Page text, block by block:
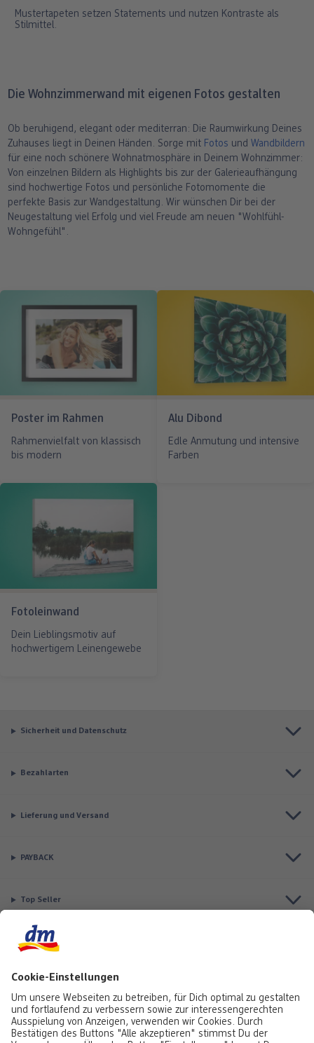
Mustertapeten setzen Statements und nutzen Kontraste als
Stilmittel.
Die Wohnzimmerwand mit eigenen Fotos gestalten
Ob beruhigend, elegant oder mediterran: Die Raumwirkung Deines
Zuhauses liegt in Deinen Händen. Sorge mit Fotos undWandbildern
für eine noch schönere Wohnatmosphäre in Deinem Wohnzimmer:
Von einzelnen Bildern als Highlights bis zur der Galerieaufhängung
sind hochwertige Fotos und persönliche Fotomomente die
perfekte Basis zur Wandgestaltung. Wir wünschen Dir bei der
Neugestaltung viel Erfolg und viel Freude am neuen "Wohlfühl-
Wohngefühl".
Poster im Rahmen
Rahmenvielfalt von klassisch
bis modern
Alu Dibond
Edle Anmutung und intensive
Farben
Fotoleinwand
Dein Lieblingsmotiv auf
hochwertigem Leinengewebe
Sicherheit und Datenschutz
Bezahlarten
Lieferung und Versand
PAYBACK
Top Seller
Aktuell besonders beliebt
Service & Auftragsstatus
Informationen